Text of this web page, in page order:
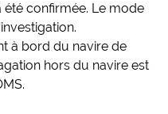
été confirmée. Le mode
à bord du navire de
hors du navire est